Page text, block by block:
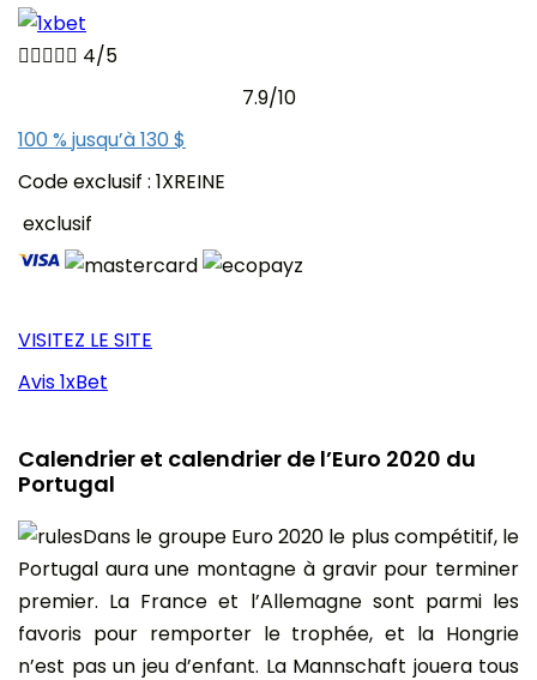
 4/5
7.9/10
100 % jusqu’à 130 $
Code exclusif : 1XREINE
exclusif
VISITEZ LE SITE
Avis 1xBet
Calendrier et calendrier de l’Euro 2020 du
Portugal
Dans le groupe Euro 2020 le plus compétitif, le
Portugal aura une montagne à gravir pour terminer
premier. La France et l’Allemagne sont parmi les
favoris pour remporter le trophée, et la Hongrie
n’est pas un jeu d’enfant. La Mannschaft jouera tous